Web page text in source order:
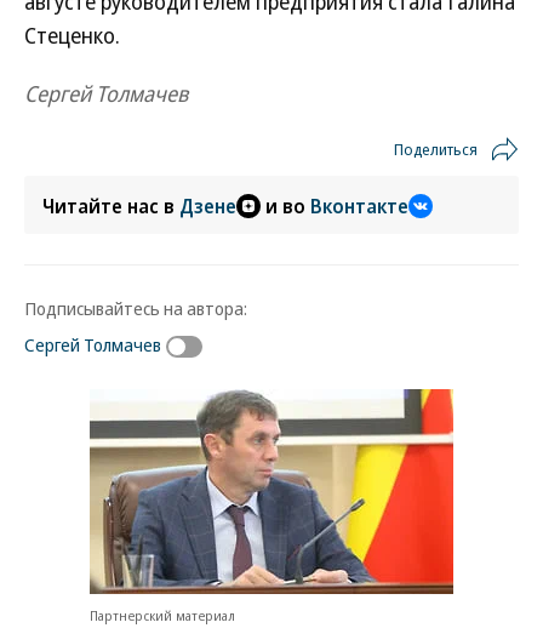
Стеценко.
Сергей Толмачев
Поделиться
Читайте нас в Дзене и во Вконтакте
Подписывайтесь на автора:
Сергей Толмачев
Партнерский материал